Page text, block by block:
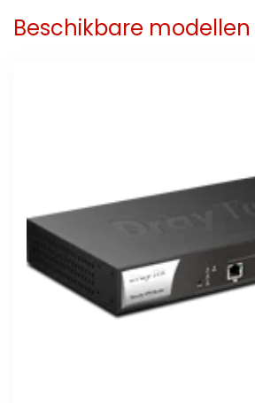
Beschikbare modellen